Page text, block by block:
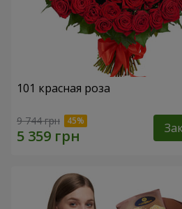
101 красная роза
9 744 грн